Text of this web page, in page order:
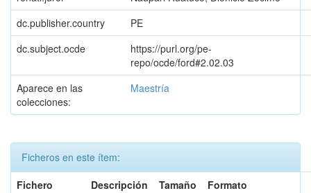
dc.publisher.country
PE
dc.subject.ocde
https://purl.org/pe-
repo/ocde/ford#2.02.03
Aparece en las
colecciones:
Maestría
Ficheros en este ítem:
Fichero
Descripción Tamaño
Formato